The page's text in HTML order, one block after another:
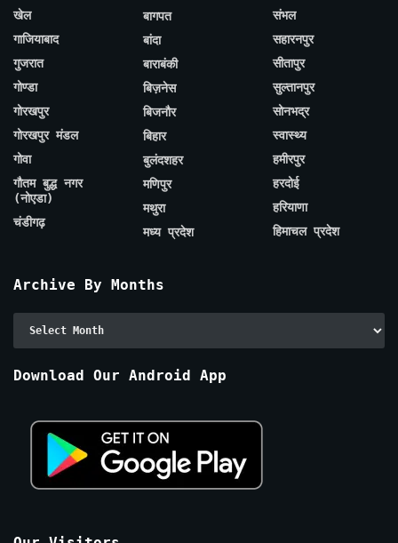
खेल
गाजियाबाद
गुजरात
गोण्डा
गोरखपुर
गोरखपुर मंडल
गोवा
गौतम बुद्ध नगर
(नोएडा)
चंडीगढ़
बागपत
बांदा
बाराबंकी
बिज़नेस
बिजनौर
बिहार
बुलंदशहर
मणिपुर
मथुरा
मध्य प्रदेश
संभल
सहारनपुर
सीतापुर
सुल्तानपुर
सोनभद्र
स्वास्थ्य
हमीरपुर
हरदोई
हरियाणा
हिमाचल प्रदेश
Archive By Months
Download Our Android App